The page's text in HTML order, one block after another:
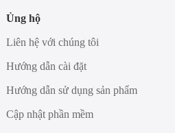
Ủng hộ
Liên hệ với chúng tôi
Hướng dẫn cài đặt
Hướng dẫn sử dụng sản phẩm
Cập nhật phần mềm